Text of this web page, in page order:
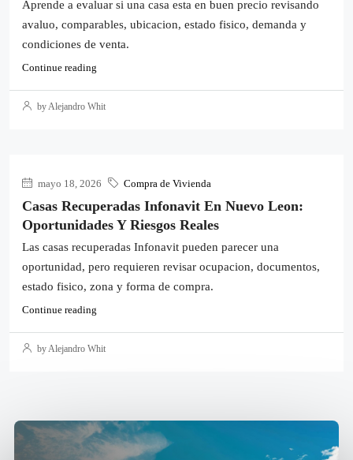
Aprende a evaluar si una casa esta en buen precio revisando
avaluo, comparables, ubicacion, estado fisico, demanda y
condiciones de venta.
Continue reading
by Alejandro Whit
mayo 18, 2026 Compra de Vivienda
Casas Recuperadas Infonavit En Nuevo Leon:
Oportunidades Y Riesgos Reales
Las casas recuperadas Infonavit pueden parecer una
oportunidad, pero requieren revisar ocupacion, documentos,
estado fisico, zona y forma de compra.
Continue reading
by Alejandro Whit